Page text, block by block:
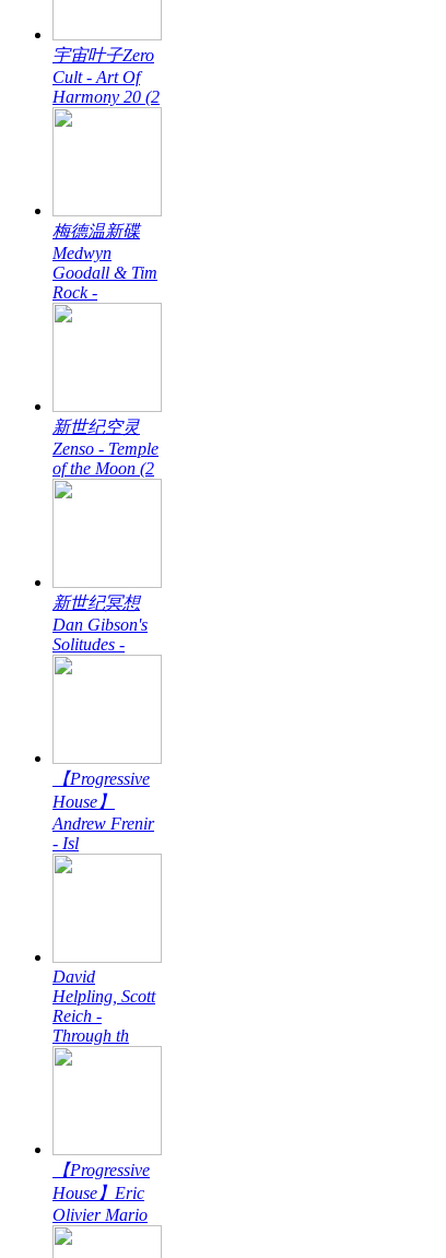
宇宙叶子Zero
Cult - Art Of
Harmony 20 (2
梅德温新碟
Medwyn
Goodall & Tim
Rock -
新世纪空灵
Zenso - Temple
of the Moon (2
新世纪冥想
Dan Gibson's
Solitudes -
【Progressive
House】
Andrew Frenir
- Isl
David
Helpling, Scott
Reich -
Through th
【Progressive
House】Eric
Olivier Mario